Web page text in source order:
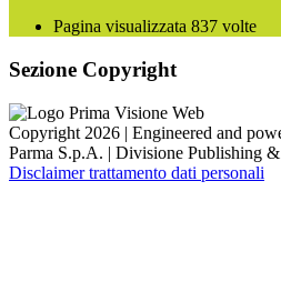
Pagina visualizzata 837 volte
Sezione Copyright
Copyright 2026 | Engineered and
Parma S.p.A. | Divisione Publishing
Disclaimer trattamento dati personali